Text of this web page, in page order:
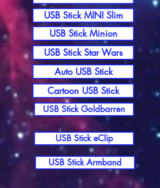
USB Stick MINI Slim
USB Stick Minion
USB Stick Star Wars
Auto USB Stick
Cartoon USB Stick
USB Stick Goldbarren
USB Stick eClip
USB Stick Armband